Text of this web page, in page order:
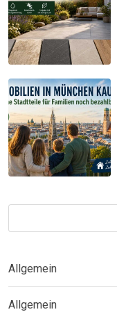
Allgemein
Allgemein